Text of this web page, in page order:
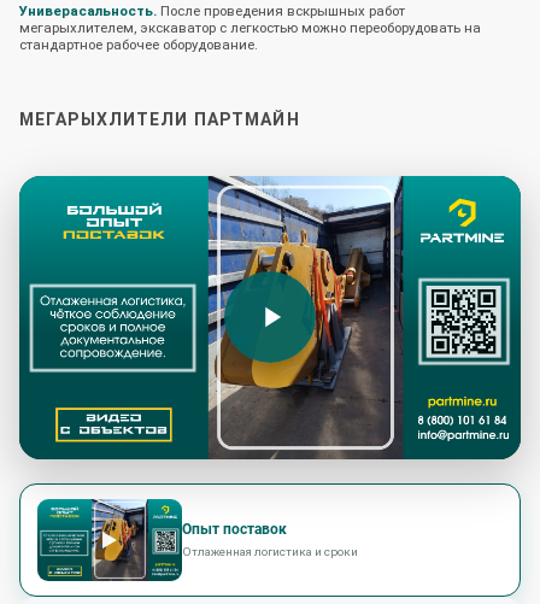
Универасальность. После проведения вскрышных работ
мегарыхлителем, экскаватор с легкостью можно переоборудовать на
стандартное рабочее оборудование.
МЕГАРЫХЛИТЕЛИ ПАРТМАЙН
Опыт поставок
Отлаженная логистика и сроки